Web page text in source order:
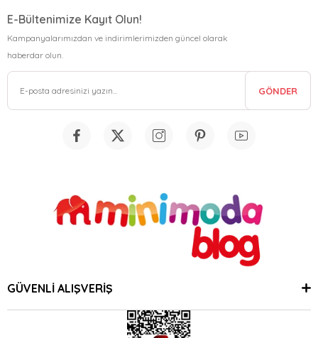
E-Bültenimize Kayıt Olun!
Kampanyalarımızdan ve indirimlerimizden güncel olarak
haberdar olun.
GÖNDER
GÜVENLİ ALIŞVERİŞ